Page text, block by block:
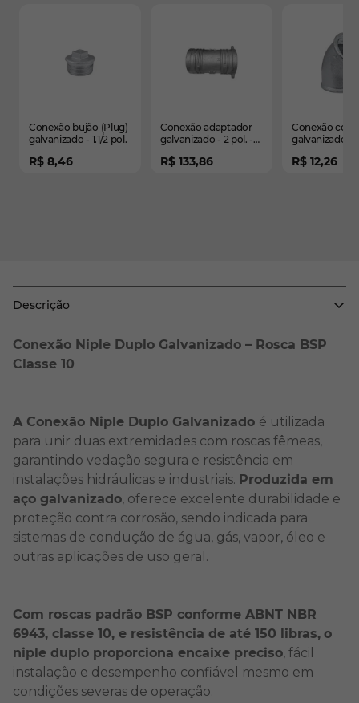
Conexão bujão (Plug)
galvanizado - 1.1/2 pol.
R$ 8,46
Conexão adaptador
galvanizado - 2 pol. -
R$ 133,86
Conexão
galvanizado
R$ 12,26
Descrição
Conexão Niple Duplo Galvanizado – Rosca BSP
Classe 10
A Conexão Niple Duplo Galvanizado é utilizada
para unir duas extremidades com roscas fêmeas,
garantindo vedação segura e resistência em
instalações hidráulicas e industriais. Produzida em
aço galvanizado, oferece excelente durabilidade e
proteção contra corrosão, sendo indicada para
sistemas de condução de água, gás, vapor, óleo e
outras aplicações de uso geral.
Com roscas padrão BSP conforme ABNT NBR
6943, classe 10, e resistência de até 150 libras, o
niple duplo proporciona encaixe preciso, fácil
instalação e desempenho confiável mesmo em
condições severas de operação.